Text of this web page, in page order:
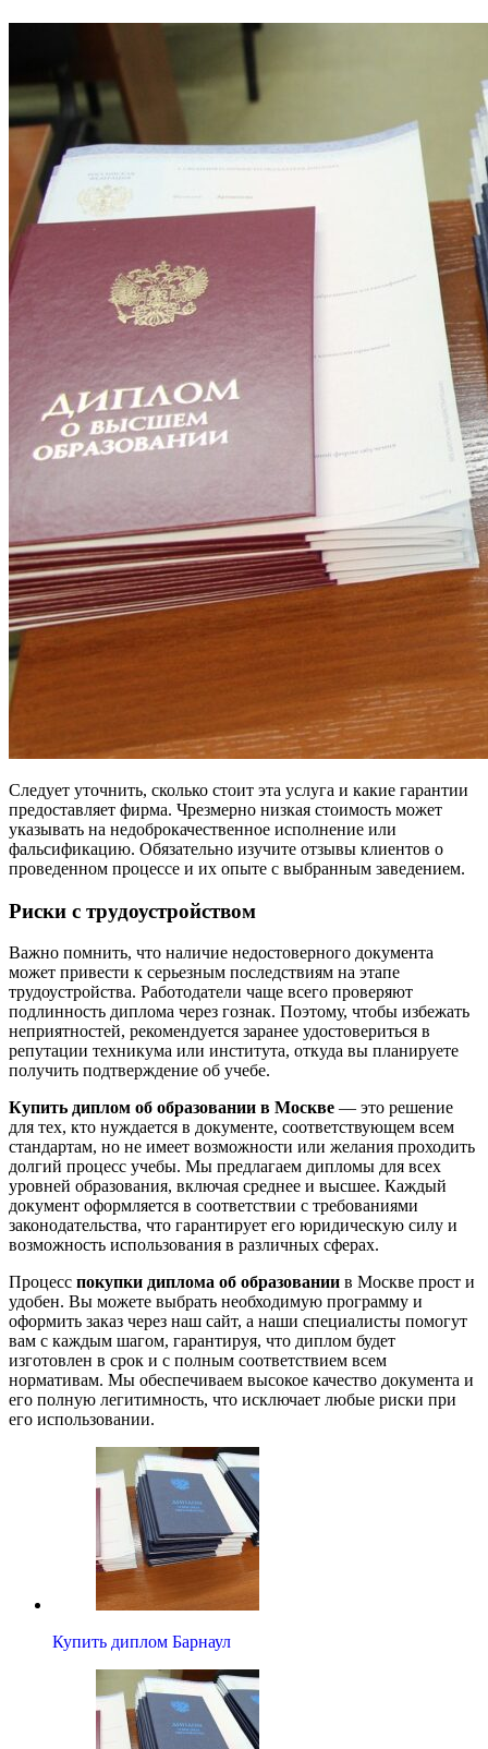
Следует уточнить, сколько стоит эта услуга и какие гарантии
предоставляет фирма. Чрезмерно низкая стоимость может
указывать на недоброкачественное исполнение или
фальсификацию. Обязательно изучите отзывы клиентов о
проведенном процессе и их опыте с выбранным заведением.
Риски с трудоустройством
Важно помнить, что наличие недостоверного документа
может привести к серьезным последствиям на этапе
трудоустройства. Работодатели чаще всего проверяют
подлинность диплома через гознак. Поэтому, чтобы избежать
неприятностей, рекомендуется заранее удостовериться в
репутации техникума или института, откуда вы планируете
получить подтверждение об учебе.
Купить диплом об образовании в Москве — это решение
для тех, кто нуждается в документе, соответствующем всем
стандартам, но не имеет возможности или желания проходить
долгий процесс учебы. Мы предлагаем дипломы для всех
уровней образования, включая среднее и высшее. Каждый
документ оформляется в соответствии с требованиями
законодательства, что гарантирует его юридическую силу и
возможность использования в различных сферах.
Процесс покупки диплома об образовании в Москве прост и
удобен. Вы можете выбрать необходимую программу и
оформить заказ через наш сайт, а наши специалисты помогут
вам с каждым шагом, гарантируя, что диплом будет
изготовлен в срок и с полным соответствием всем
нормативам. Мы обеспечиваем высокое качество документа и
его полную легитимность, что исключает любые риски при
его использовании.
Купить диплом Барнаул